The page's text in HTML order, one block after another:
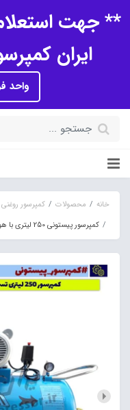
** جهت
ایران
واحد فروش
خانه محصولات کمپرسور
کمپرسور پیستونی 250 لیتری با هواساز 2065 خورجینی